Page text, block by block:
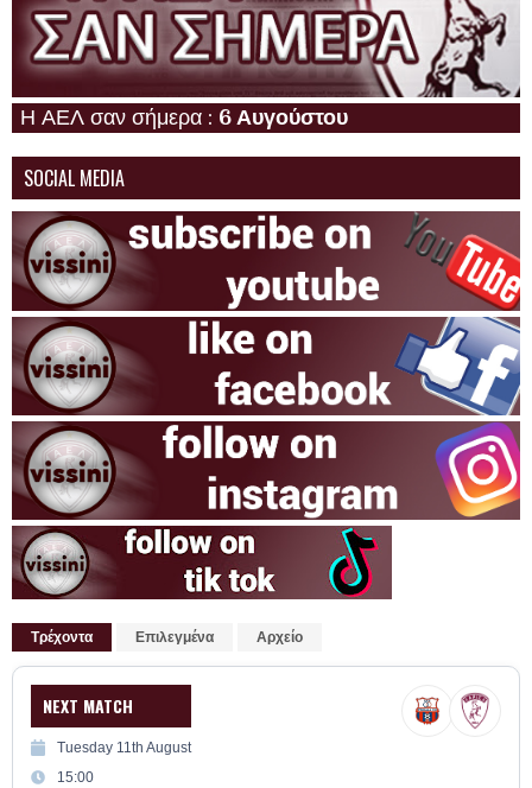
σαν σήμερα :6 Αυγούστου
SOCIAL MEDIA
Τρέχοντα Επιλεγμένα Αρχείο
NEXT MATCH
Tuesday 11th August
15:00